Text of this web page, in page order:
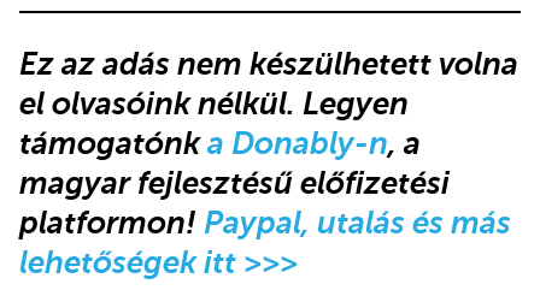
Ez az adás nem készülhetett volna
el olvasóink nélkül. Legyen
támogatónka Donably-n, a
magyar fejlesztésű előfizetési
platformon! Paypal, utalás és más
lehetőségek itt >>>